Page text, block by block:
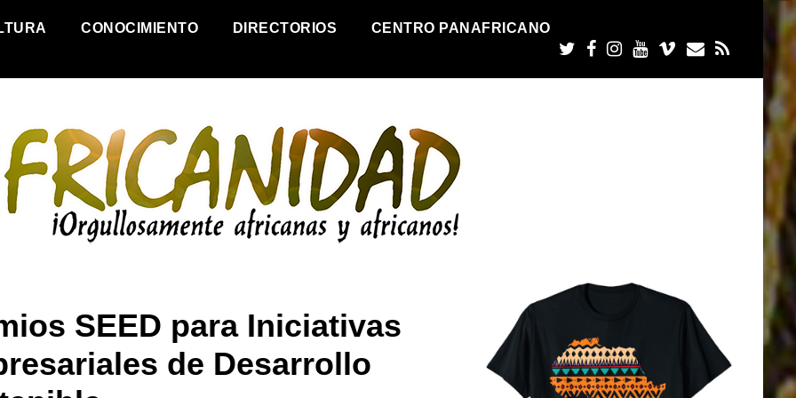
CONOCIMIENTO DIRECTORIOS CENTRO PANAFRICANO
SEED para Iniciativas
de Desarrollo